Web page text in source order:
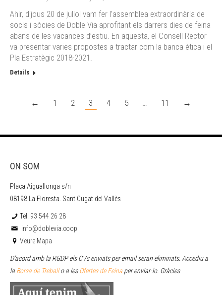
Ahir, dijous 20 de juliol vam fer l’assemblea extraordinària de
socis i sòcies de Doble Via aprofitant els darrers dies de feina
abans de les vacances d’estiu. En aquesta, el Consell Rector
va presentar varies propostes a tractar com la banca ètica i el
Pla Estratègic 2018-2021.
Details
← 1 2 3 4 5 … 11 →
ON SOM
Plaça Aiguallonga s/n
08198 La Floresta. Sant Cugat del Vallès
Tel. 93 544 26 28
info@doblevia.coop
Veure Mapa
D’acord amb la RGDP els CVs enviats per email seran eliminats. Accediu a
la Borsa de Treballo a lesOfertes de Feina per enviar-lo. Gràcies